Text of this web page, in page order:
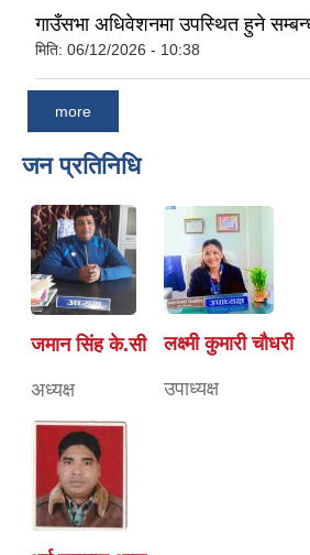
गाउँसभा अधिवेशनमा उपस्थित हुने
मिति: 06/12/2026 - 10:38
more
जन प्रतिनिधि
जमान सिंह के.सी
अध्यक्ष
लक्ष्मी कुमारी चाैधरी
उपाध्यक्ष